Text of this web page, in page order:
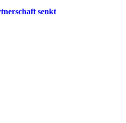
senkt